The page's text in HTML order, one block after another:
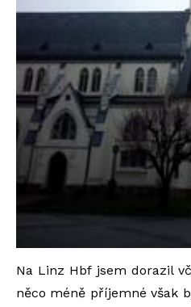
Na Linz Hbf jsem dorazil
něco méně příjemné však